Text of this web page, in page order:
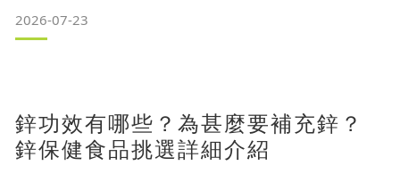
（一） 中秋送禮不踩雷，2大禁忌要注意
（三） 長輩、女性長輩送禮，怎麼挑最適合？三、長輩養生禮
2026-07-23
鋅功效有哪些？為甚麼要補充鋅？
鋅保健食品挑選詳細介紹